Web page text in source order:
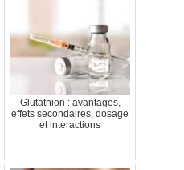
Glutathion : avantages,
effets secondaires, dosage
et interactions